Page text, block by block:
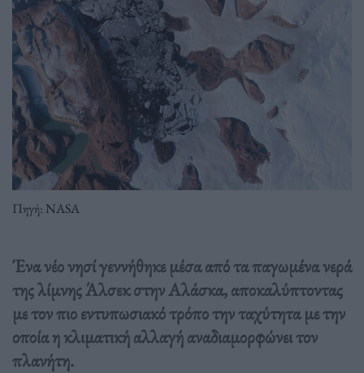
Πηγή: NASA
Ένα νέο νησί γεννήθηκε μέσα από τα παγωμένα νερά
της λίμνης Άλσεκ στην Αλάσκα, αποκαλύπτοντας
με τον πιο εντυπωσιακό τρόπο την ταχύτητα με την
οποία η κλιματική αλλαγή αναδιαμορφώνει τον
πλανήτη.